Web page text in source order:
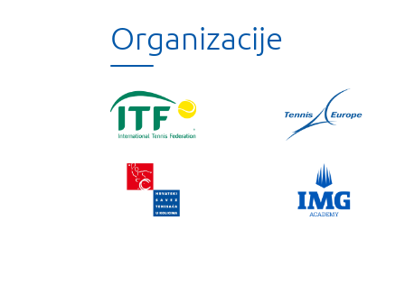
Organizacije